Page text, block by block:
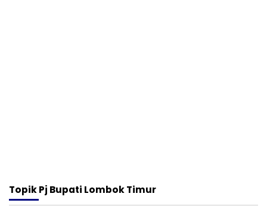
TopikPj Bupati Lombok Timur